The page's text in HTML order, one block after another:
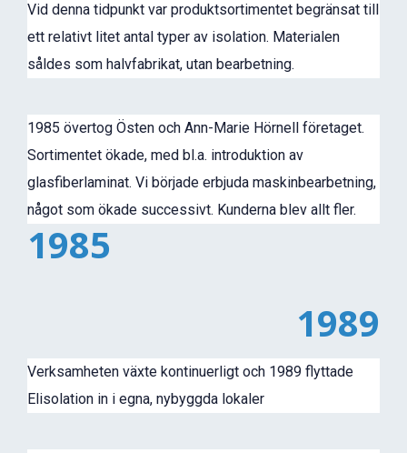
Vid denna tidpunkt var produktsortimentet begränsat till
ett relativt litet antal typer av isolation. Materialen
såldes som halvfabrikat, utan bearbetning.
1985 övertog Östen och Ann-Marie Hörnell företaget.
Sortimentet ökade, med bl.a. introduktion av
glasfiberlaminat. Vi började erbjuda maskinbearbetning,
något som ökade successivt. Kunderna blev allt fler.
1985
1989
Verksamheten växte kontinuerligt och 1989 flyttade
Elisolation in i egna, nybyggda lokaler